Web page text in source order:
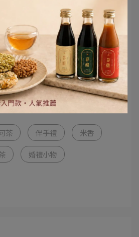
用下午茶野餐
康無負擔的可可茶，感覺非常暖
餐女王
茶 伴手禮 米香
婚禮小物